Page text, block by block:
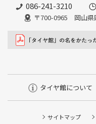
086-241-3210
〒700-0965 岡山県
タイヤ館について
サイトマップ